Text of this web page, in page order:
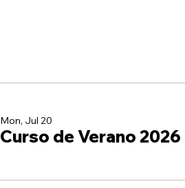
Mon, Jul 20
Curso de Verano 2026